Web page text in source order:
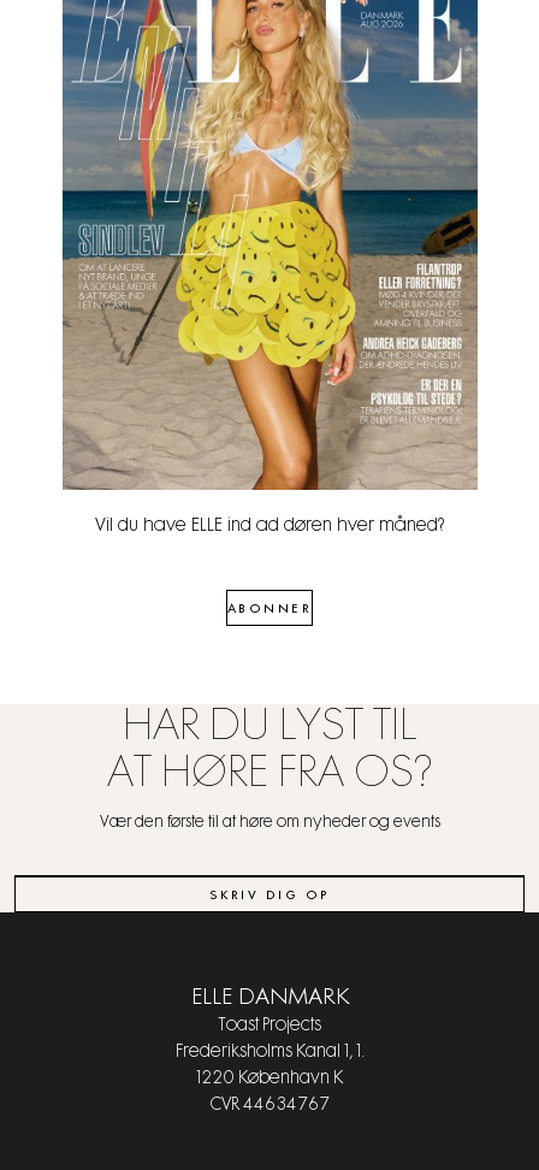
Vil du have ELLE ind ad døren hver måned?
ABONNER
HAR DU LYST TIL
AT HØRE FRA OS?
Vær den første til at høre om nyheder og events
SKRIV DIG OP
ELLE DANMARK
Toast Projects
Frederiksholms Kanal 1, 1.
1220 København K
CVR 44634767